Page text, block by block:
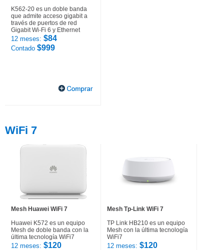
K562-20 es un doble banda
que admite acceso gigabit a
través de puertos de red
Gigabit Wi-Fi 6 y Ethernet
12 meses: $84
Contado $999
WiFi 7
Mesh Huawei WiFi 7
Huawei K572 es un equipo
Mesh de doble banda con la
última tecnología WiFi7
12 meses: $120
Mesh Tp-Link WiFi 7
TP Link HB210 es un equipo
Mesh con la última tecnología
WiFi7
12 meses: $120